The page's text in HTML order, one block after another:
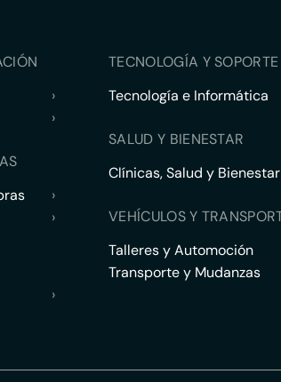
›
›
›
›
›
TECNOLOGÍA Y
Tecnología e Informática
SALUD Y BIENESTAR
Clínicas, Salud y Bienestar
VEHÍCULOS Y
Talleres y Automoción
Transporte y Mudanzas